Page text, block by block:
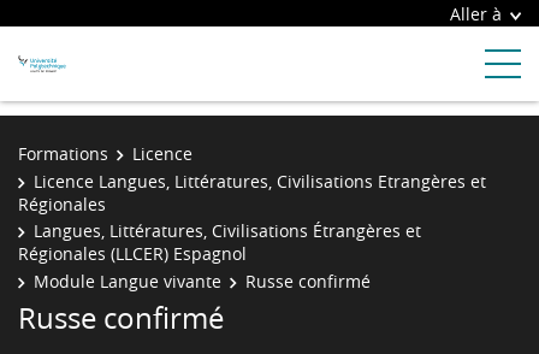
Aller à
Formations
Licence
Licence Langues, Littératures, Civilisations Etrangères et
Régionales
Langues, Littératures, Civilisations Étrangères et
Régionales (LLCER) Espagnol
Module Langue vivante
Russe confirmé
Russe confirmé